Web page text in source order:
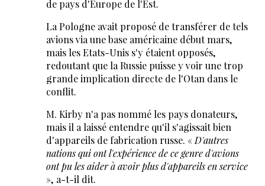
de pays d'Europe de l'Est.
La Pologne avait proposé de transférer de tels
avions via une base américaine début mars,
mais les Etats-Unis s'y étaient opposés,
redoutant que la Russie puisse y voir une trop
grande implication directe de l'Otan dans le
conflit.
M. Kirby n'a pas nommé les pays donateurs,
mais il a laissé entendre qu'il s'agissait bien
d'appareils de fabrication russe. « D'autres
nations qui ont l'expérience de ce genre d'avions
ont pu les aider à avoir plus d'appareils en service
», a-t-il dit.